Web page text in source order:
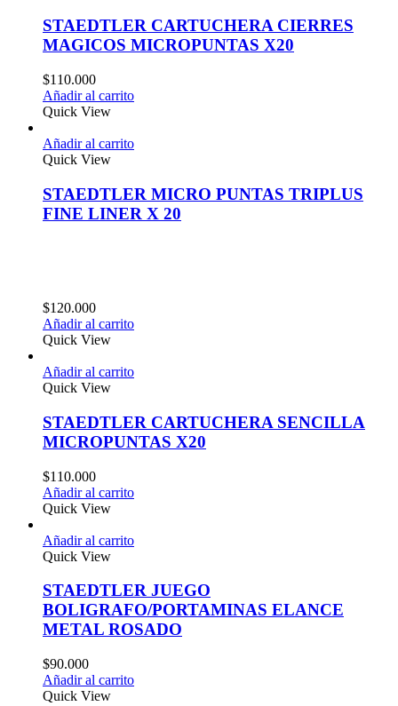
STAEDTLER CARTUCHERA CIERRES
MAGICOS MICROPUNTAS X20
$110.000
Añadir al carrito
Quick View
Añadir al carrito
Quick View
STAEDTLER MICRO PUNTAS TRIPLUS
FINE LINER X 20
$120.000
Añadir al carrito
Quick View
Añadir al carrito
Quick View
STAEDTLER CARTUCHERA SENCILLA
MICROPUNTAS X20
$110.000
Añadir al carrito
Quick View
Añadir al carrito
Quick View
STAEDTLER JUEGO
BOLIGRAFO/PORTAMINAS ELANCE
METAL ROSADO
$90.000
Añadir al carrito
Quick View